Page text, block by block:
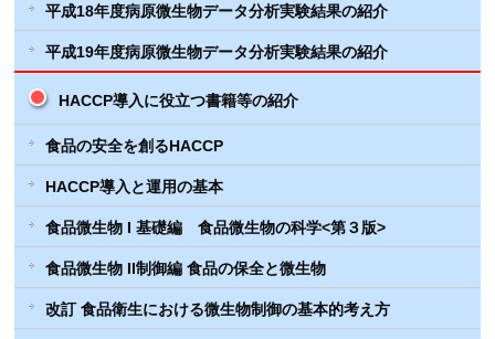
平成18年度病原微生物データ分析実験結果の紹介
平成19年度病原微生物データ分析実験結果の紹介
HACCP導入に役立つ書籍等の紹介
食品の安全を創るHACCP
HACCP導入と運用の基本
食品微生物 I 基礎編 食品微生物の科学<第３版>
食品微生物 II制御編 食品の保全と微生物
改訂 食品衛生における微生物制御の基本的考え方